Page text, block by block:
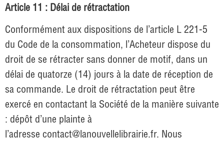
Article 11 : Délai de rétractation
Conformément aux dispositions de l’article L 221-5
du Code de la consommation, l’Acheteur dispose du
droit de se rétracter sans donner de motif, dans un
délai de quatorze (14) jours à la date de réception de
sa commande. Le droit de rétractation peut être
exercé en contactant la Société de la manière suivante
: dépôt d’une plainte à
l’adresse contact@lanouvellelibrairie.fr. Nous